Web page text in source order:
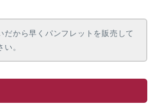
だから早くパンフレットを販売して
い。